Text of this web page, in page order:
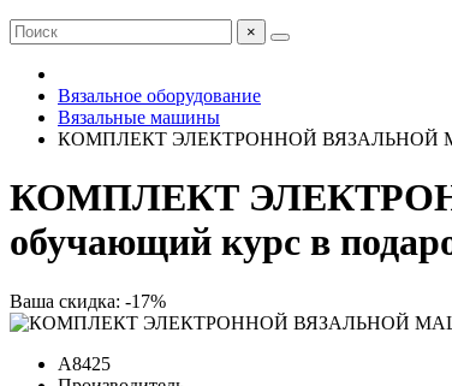
×
Вязальное оборудование
Вязальные машины
КОМПЛЕКТ ЭЛЕКТРОННОЙ ВЯЗАЛЬНОЙ
КОМПЛЕКТ
обучающий курс в
Ваша скидка: -17%
A8425